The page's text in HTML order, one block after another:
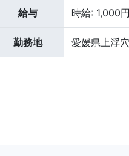
給与 時給: 1,000
勤務地 愛媛県上浮